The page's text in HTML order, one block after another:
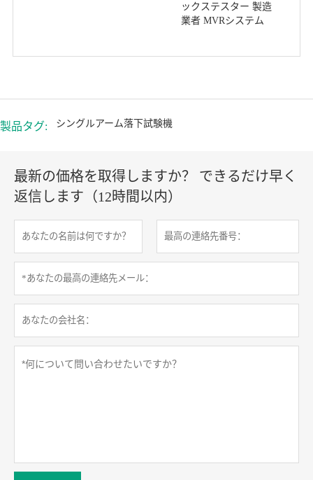
ックステスター 製造
業者 MVRシステム
製品タグ: シングルアーム落下試験機
最新の価格を取得しますか？ できるだけ早く
返信します（12時間以内）